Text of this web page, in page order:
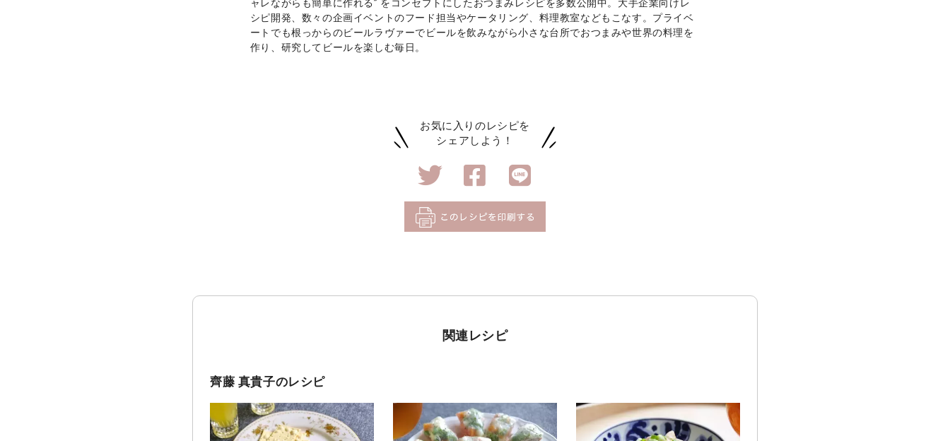
ャレながらも簡単に作れる” をコンセプトにしたおつまみレシピを多数公開中。大手企業向けレ
シピ開発、数々の企画イベントのフード担当やケータリング、料理教室などもこなす。プライベ
ートでも根っからのビールラヴァーでビールを飲みながら小さな台所でおつまみや世界の料理を
作り、研究してビールを楽しむ毎日。
お気に入りのレシピを
シェアしよう！
関連レシピ
齊藤 真貴子のレシピ